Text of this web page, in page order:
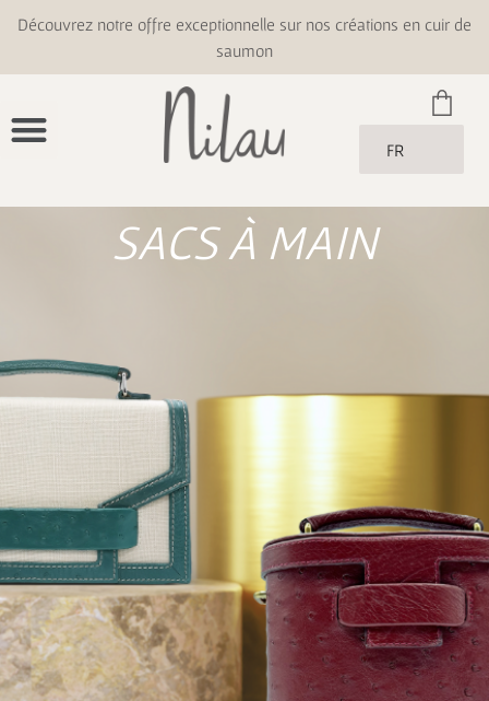
Découvrez notre offre exceptionnelle sur nos créations en cuir de
saumon
FR
SACS À MAIN